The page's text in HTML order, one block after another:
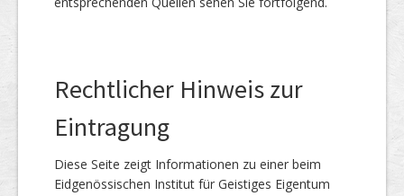
Rechtlicher Hinweis zur
Eintragung
Diese Seite zeigt Informationen zu einer beim
Eidgenössischen Institut für Geistiges Eigentum